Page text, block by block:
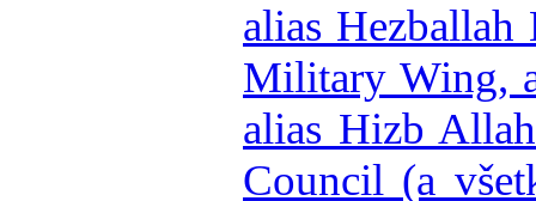
alias
Military Wing,
alias Hizb
Council (a